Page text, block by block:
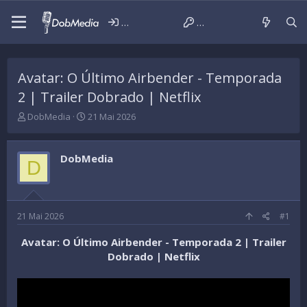
Iniciar sessão Criar conta
Avatar: O Último Airbender - Temporada
2 | Trailer Dobrado | Netflix
T
r
e
a
d
t
a
r
t
DobMedia
D
t
a
d
n
c
i
21 Mai 2026
D DobMedia
21 Mai 2026 #1
Avatar: O Último Airbender - Temporada 2 | Trailer
Dobrado | Netflix